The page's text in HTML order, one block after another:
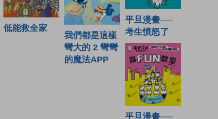
低能救全家
我們都是這樣
彎大的 2 彎彎
的魔法APP
平旦漫畫──
考生憤怒了
平旦漫畫──